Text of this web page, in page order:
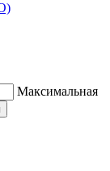
Максимальная